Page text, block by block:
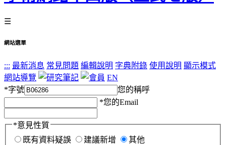
☰
網站選單
::: 最新消息 常見問題 編輯說明 字典附錄 使用說明 顯示模式
網站導覽
EN
*字號
您的稱呼
*您的Email
*意見性質
既有資料疑誤
建議新增 其他